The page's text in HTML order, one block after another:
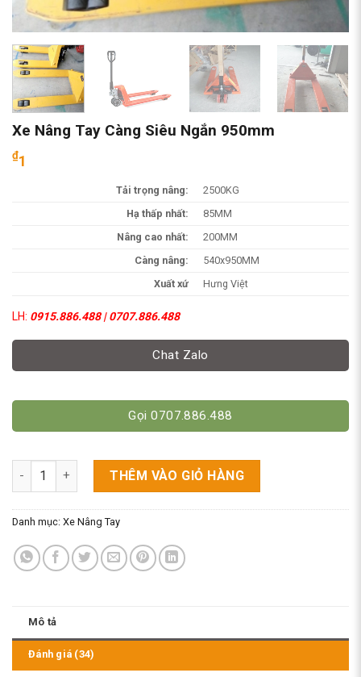
Xe Nâng Tay Càng Siêu Ngắn 950mm
₫1
Tải trọng nâng:
2500KG
Hạ thấp nhất:
85MM
Nâng cao nhất:
200MM
Càng nâng:
540x950MM
Xuất xứ
Hưng Việt
LH: 0915.886.488 | 0707.886.488
Chat Zalo
Gọi 0707.886.488
Xe Nâng Tay Càng Siêu Ngắn 950mm số lượng
THÊM VÀO GIỎ HÀNG
Danh mục: Xe Nâng Tay
Mô tả
Đánh giá (34)